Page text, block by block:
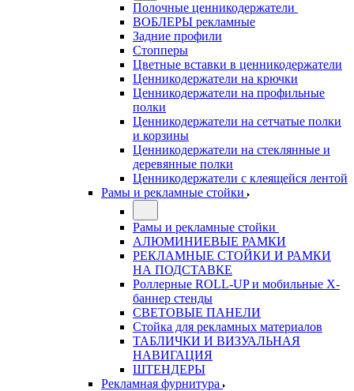
Полочные ценникодержатели
ВОБЛЕРЫ рекламные
Задние профили
Стопперы
Цветные вставки в ценникодержатели
Ценникодержатели на крючки
Ценникодержатели на профильные
полки
Ценникодержатели на сетчатые полки
и корзины
Ценникодержатели на стеклянные и
деревянные полки
Ценникодержатели с клеящейся лентой
Рамы и рекламные стойки
Рамы и рекламные стойки
АЛЮМИНИЕВЫЕ РАМКИ
РЕКЛАМНЫЕ СТОЙКИ И РАМКИ
НА ПОДСТАВКЕ
Роллерные ROLL-UP и мобильные X-
баннер стенды
СВЕТОВЫЕ ПАНЕЛИ
Стойка для рекламных материалов
ТАБЛИЧКИ И ВИЗУАЛЬНАЯ
НАВИГАЦИЯ
ШТЕНДЕРЫ
Рекламная фурнитура